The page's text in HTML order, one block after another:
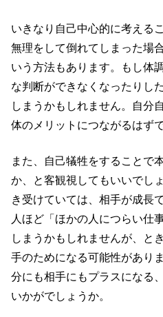
いきなり自己中心的に考える
無理をして倒れてしまった場
いう方法もあります。もし体
な判断ができなくなったりし
しまうかもしれません。自分
体のメリットにつながるはずで
また、自己犠牲をすることで
か、と客観視してもいいでし
き受けていては、相手が成長
人ほど「ほかの人につらい仕
しまうかもしれませんが、と
手のためになる可能性があり
分にも相手にもプラスになる
いかがでしょうか。